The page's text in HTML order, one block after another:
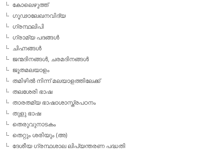
കോലെഴുത്ത്
ഗൂഢാലേഖനവിദ്യ
ഗ്രന്ഥലിപി
ഗ്രാമ്യ പദങ്ങള്‍
ചിഹ്നങ്ങള്‍
ജന്മദിനങ്ങള്‍, ചരമദിനങ്ങള്‍
ജൂതമലയാളം
തമിഴില്‍ നിന്ന് മലയാളത്തിലേക്ക്
തലശേരി ഭാഷ
താരതമ്യ ഭാഷാശാസ്ത്രപഠനം
തുളു ഭാഷ
തെരുവുനാടകം
തെറ്റും ശരിയും (അ)
ദേശീയ ഗ്രന്ഥശാല ലിപ്യന്തരണ പദ്ധതി